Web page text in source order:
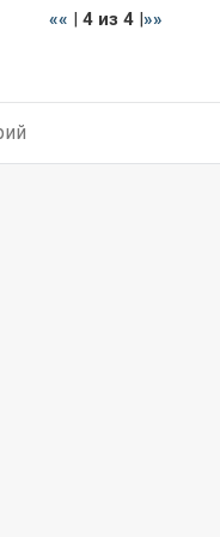
«« | 4 из 4|»»